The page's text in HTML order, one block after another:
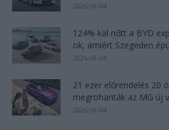
2026-08-04
124%-kal nőtt a BYD
ok, amiért Szegeden
2026-08-04
21 ezer előrendelés 20
megrohanták az MG új
2026-08-04